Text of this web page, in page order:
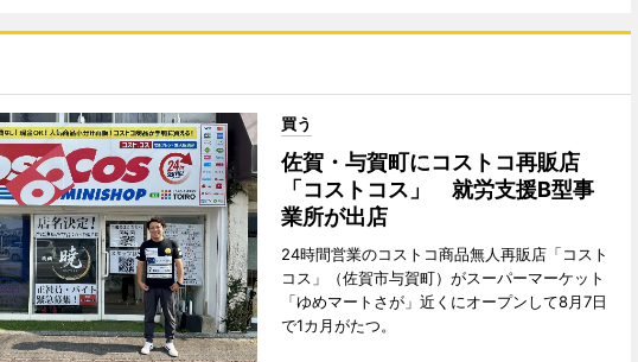
買う
佐賀・与賀町にコストコ再販店
「コストコス」 就労支援B型事
業所が出店
24時間営業のコストコ商品無人再販店「コスト
コス」（佐賀市与賀町）がスーパーマーケット
「ゆめマートさが」近くにオープンして8月7日
で1カ月がたつ。